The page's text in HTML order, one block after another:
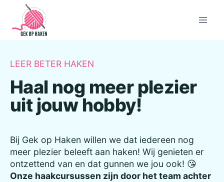
Doorgaan
inhoud
LEER BETER HAKEN
Haal nog meer plezier
uit jouw hobby!
Bij Gek op Haken willen we dat iedereen nog
meer plezier beleeft aan haken! Wij genieten er
ontzettend van en dat gunnen we jou ook! 😘
Onze haakcursussen zijn door het team achter